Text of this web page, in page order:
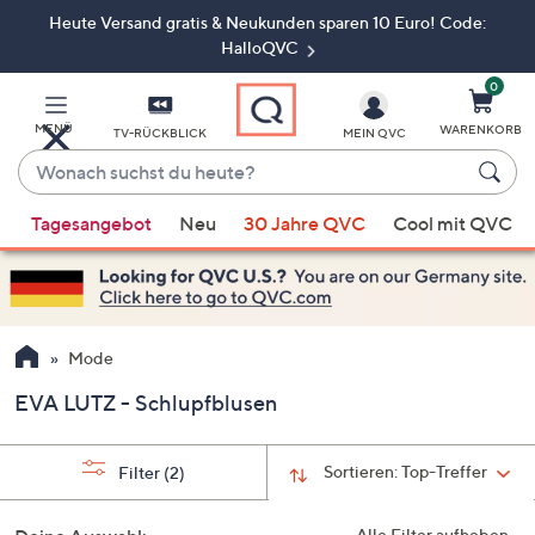
ZumHeute Versand gratis & Neukunden sparen 10 Euro! Code:
HalloQVC
MENÜ TV-RÜCKBLICK
Wonach
suchst
du
heute?
Vorschläge
verfügbar
sind,
verwenden
Sie
Pfeiltasten
nach
und
nach
MEIN QVC
0
WARENKORB
Tagesangebot Neu 30 Jahre QVC Cool mit QVC
Mode
EVA LUTZ - Schlupfblusen
Sortieren:Top-Treffer
Filter (2)